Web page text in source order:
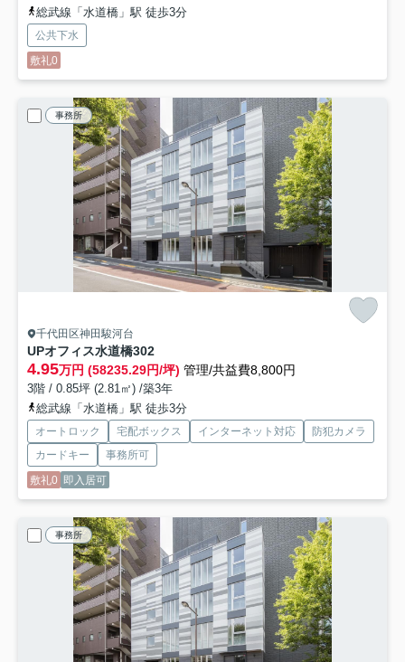
総武線「水道橋」駅 徒歩3分
公共下水
敷礼0
事務所
千代田区神田駿河台
UPオフィス水道橋302
4.95万円 (58235.29円/坪) 管理/共益費8,800円
3階 / 0.85坪 (2.81㎡) /築3年
総武線「水道橋」駅 徒歩3分
オートロック 宅配ボックス インターネット対応
防犯カメラ
カードキー
事務所可
敷礼0 即入居可
事務所